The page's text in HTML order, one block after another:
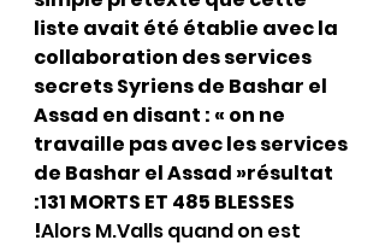
liste avait été établie avec la
collaboration des services
secrets Syriens de Bashar el
Assad en disant : « on ne
travaille pas avec les services
de Bashar el Assad »résultat
:131 MORTS ET 485 BLESSES
!Alors M.Valls quand on est